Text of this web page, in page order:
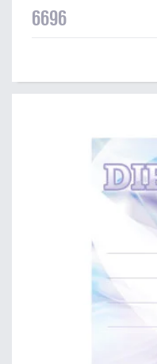
univerzální diplom je
6696